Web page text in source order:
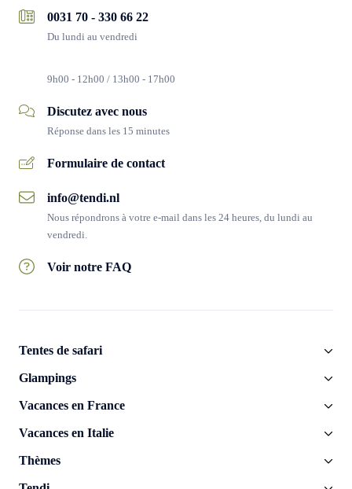
0031 70 - 330 66 22
Du lundi au vendredi
9h00 - 12h00 / 13h00 - 17h00
Discutez avec nous
Réponse dans les 15 minutes
Formulaire de contact
info@tendi.nl
Nous répondrons à votre e-mail dans les 24 heures, du lundi au
vendredi.
Voir notre FAQ
Tentes de safari
Glampings
Vacances en France
Vacances en Italie
Thèmes